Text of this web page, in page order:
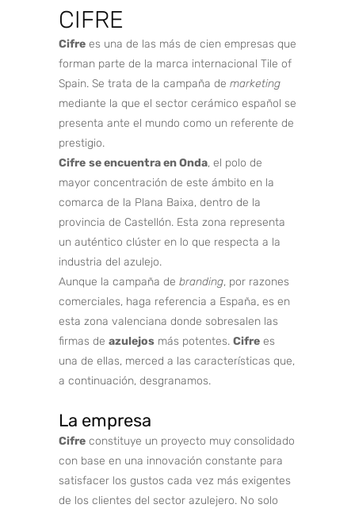
CIFRE
Cifre es una de las más de cien empresas que
forman parte de la marca internacional Tile of
Spain. Se trata de la campaña de marketing
mediante la que el sector cerámico español se
presenta ante el mundo como un referente de
prestigio.
Cifre se encuentra en Onda, el polo de
mayor concentración de este ámbito en la
comarca de la Plana Baixa, dentro de la
provincia de Castellón. Esta zona representa
un auténtico clúster en lo que respecta a la
industria del azulejo.
Aunque la campaña de branding, por razones
comerciales, haga referencia a España, es en
esta zona valenciana donde sobresalen las
firmas de azulejos más potentes. Cifre es
una de ellas, merced a las características que,
a continuación, desgranamos.
La empresa
Cifre constituye un proyecto muy consolidado
con base en una innovación constante para
satisfacer los gustos cada vez más exigentes
de los clientes del sector azulejero. No solo